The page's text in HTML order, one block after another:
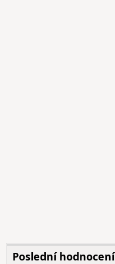
Poslední hodnocení